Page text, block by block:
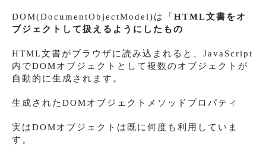
DOM(DocumentObjectModel)は「 HTML文書をオ
ブジェクトして扱えるようにしたもの
HTML文書がブラウザに読み込まれると、JavaScript
内でDOMオブジェクトとして複数のオブジェクトが
自動的に生成されます。
生成されたDOMオブジェクトメソッドプロパティ
実はDOMオブジェクトは既に何度も利用していま
す。